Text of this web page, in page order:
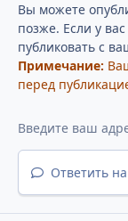
Вы можете
позже. Если у вас
публиковать с
Примечание:
перед
Ответить